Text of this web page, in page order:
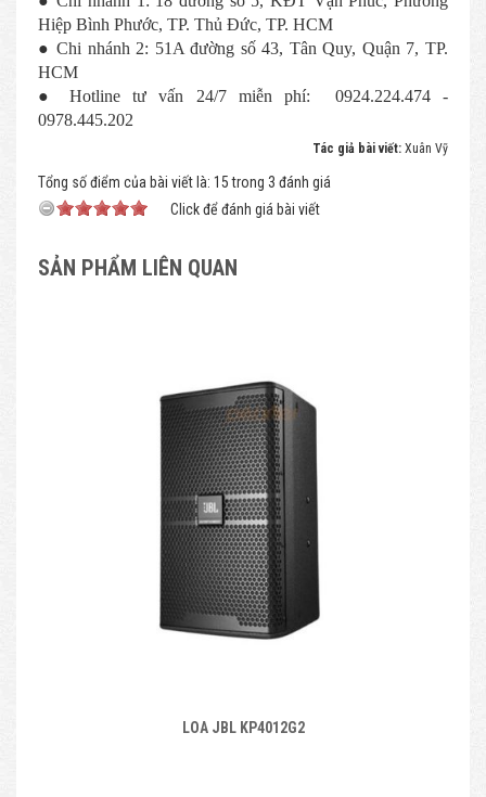
Hiệp Bình Phước, TP. Thủ Đức, TP. HCM
● Chi nhánh 2: 51A đường số 43, Tân Quy, Quận 7, TP.
HCM
● Hotline tư vấn 24/7 miễn phí: 0924.224.474 -
0978.445.202
Tác giả bài viết: Xuân Vỹ
Tổng số điểm của bài viết là: 15 trong 3 đánh giá
Click để đánh giá bài viết
SẢN PHẨM LIÊN QUAN
LOA JBL KP4012G2